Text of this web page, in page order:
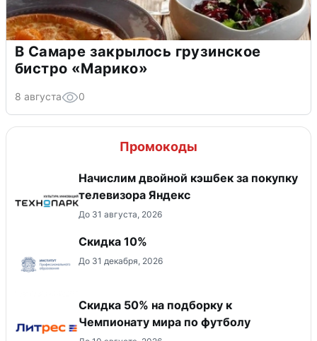
В Самаре закрылось грузинское
бистро «Марико»
8 августа 0
Промокоды
Начислим двойной кэшбек за покупку
телевизора Яндекс
До 31 августа, 2026
Скидка 10%
До 31 декабря, 2026
Скидка 50% на подборку к
Чемпионату мира по футболу